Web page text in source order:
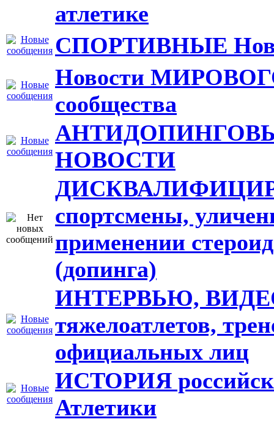
атлетике
СПОРТИВНЫЕ
Новости
сообщества
НОВОСТИ
спортсмены,
применении
(допинга)
ИНТЕРВЬЮ,
тяжелоатлетов,
официальных лиц
ИСТОРИЯ
Атлетики